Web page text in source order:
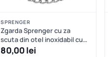
SPRENGER
Zgarda Sprenger cu za
scuta din otel inoxidabil cu
fir 3.0 mm - 50 cm
80,00 lei